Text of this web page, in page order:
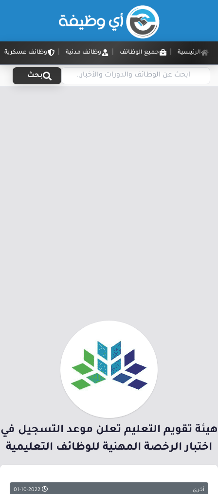
الرئيسية جميع الوظائف وظائف مدنية وظائف عسكرية
بحث
هيئة تقويم التعليم تعلن موعد التسجيل في
⁧اختبار الرخصة المهنية للوظائف التعليمية
أخرى